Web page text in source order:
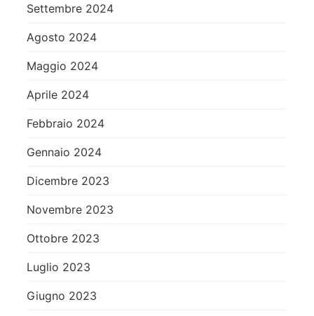
Settembre 2024
Agosto 2024
Maggio 2024
Aprile 2024
Febbraio 2024
Gennaio 2024
Dicembre 2023
Novembre 2023
Ottobre 2023
Luglio 2023
Giugno 2023